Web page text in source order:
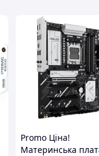
Promo Ціна!
Материнська